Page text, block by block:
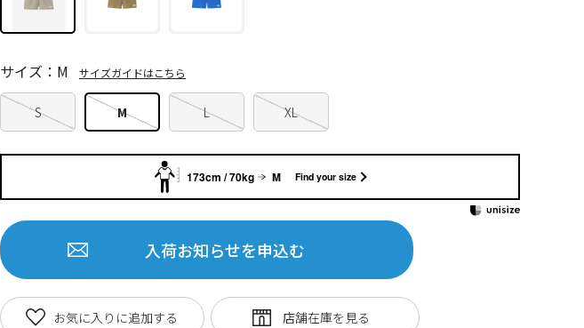
S M L XL
サイズ：M サイズガイドはこちら
入荷お知らせを申込む
お気に入りに追加する
173cm / 70kg M Find your size